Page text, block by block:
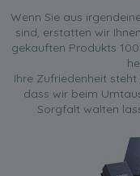
Wenn Sie aus
sind, erstatten wir
gekauften Produkts
Ihre Zufriedenheit
dass wir beim
Sorgfalt walten